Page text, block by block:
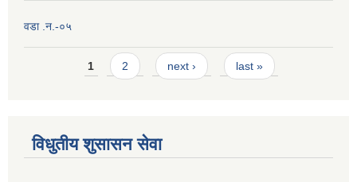
वडा .न.-०५
Pages1 2 next › last »
विधुतीय शुसासन सेवा